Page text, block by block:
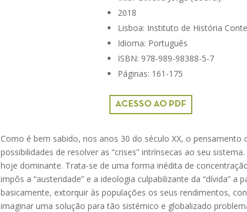
2018
Lisboa: Instituto de História
Idioma: Português
ISBN: 978-989-98388-5-7
Páginas: 161-175
ACESSO AO PDF
Como é bem sabido, nos anos 30 do século XX, o
possibilidades de resolver as “crises” intrínsecas ao seu
hoje dominante. Trata-se de uma forma inédita de
impôs a “austeridade” e a ideologia culpabilizante da “dívida”
basicamente, extorquir às populações os seus rendimentos,
imaginar uma solução para tão sistémico e globalizado